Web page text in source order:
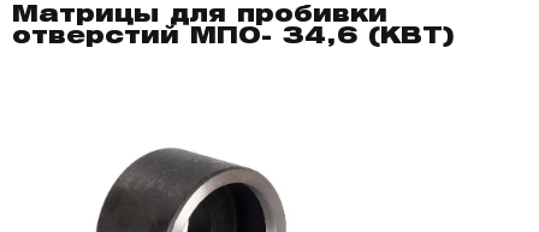
Матрицы для пробивки
отверстий МПО- 34,6 (КВТ)